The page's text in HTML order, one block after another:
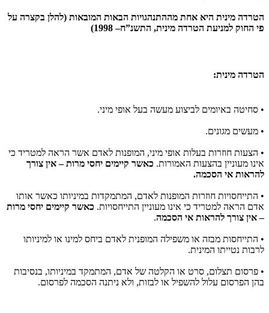
הטרדה מינית היא אחת מההתנהגויות הבאות המובאות (להלן בקצרה על
פי החוק למניעת הטרדה מינית, התשנ”ח– 1998)
הטרדה מינית:
• סחיטה באיומים לביצוע מעשה בעל אופי מיני.
• מעשים מגונים.
• הצעות חוזרות בעלות אופי מיני, המופנות לאדם אשר הראה למטריד כי
אינו מעוניין בהצעות האמורות. כאשר קיימים יחסי מרות – אין צורך
להראות אי הסכמה.
• התייחסויות חוזרות המופנות לאדם, המתמקדות במיניותו כאשר אותו
אדם הראה למטריד כי אינו מעוניין התייחסויות. כאשר קיימים יחסי מרות
– אין צורך להראות אי הסכמה.
• התייחסות מבזה או משפילה המופנית לאדם ביחס למינו או למיניותו
לרבות נטייתו המינית.
• פרסום תצלום, סרט או הקלטה של אדם, המתמקד במיניותו, בנסיבות
בהן הפרסום עלול להשפיל או לבזות, ולא ניתנה הסכמה לפרסום.